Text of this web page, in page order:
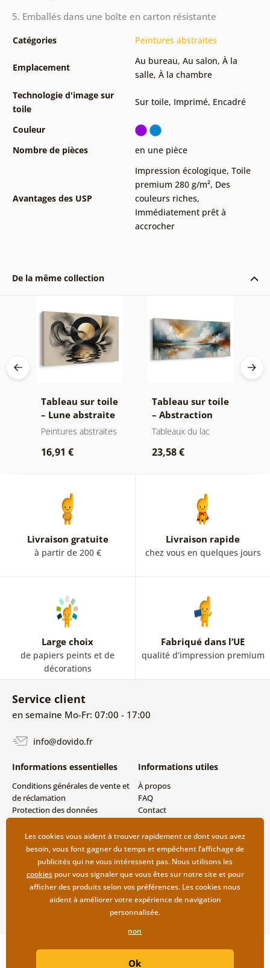
5. Emballés dans une boîte en carton résistante
Catégories Peintures abstraites
Emplacement
Au bureau, Au salon, À la
salle, À la chambre
Technologie d'image sur
toile
Sur toile, Imprimé, Encadré
Couleur
Nombre de pièces
en une pièce
Avantages des USP
Impression écologique, Toile
premium 280 g/m², Des
couleurs riches,
Immédiatement prêt à
accrocher
De la même collection
Tableau sur toile
– Lune abstraite
sur l’eau
Peintures abstraites
16,91 €
Tableau sur toile
– Abstraction
moderne avec
Tableaux du lac
23,58 €
Livraison gratuite
à partir de 200 €
Livraison rapide
chez vous en quelques jours
Large choix
de papiers peints et de
décorations
Fabriqué dans l’UE
qualité d’impression premium
Service client
en semaine Mo-Fr: 07:00 - 17:00
info@dovido.fr
Informations essentielles
Conditions générales de vente et
de réclamation
Protection des données
Modes de livraison et de
paiement
Retour des produits
Informations utiles
À propos
FAQ
Contact
Copyright ©2019 © Dovido.fr.
| Boutique en ligne créée par
Les cookies vous aident à trouver rapidement ce dont vous avez
besoin, vous font gagner du temps et empêchent l’affichage de
publicités qui ne vous intéressent pas. Nous utilisons les
cookiespour vous signaler que vous êtes sur notre site et pour
afficher des produits selon vos préférences. Les cookies nous
aident à améliorer votre expérience de navigation
personnalisée.
non
Ok